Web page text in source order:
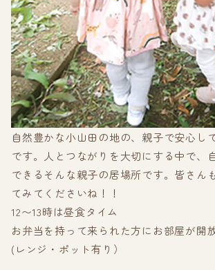
自然豊かな小山田の地の、親子で安心し
です。人とつながりを大切にする中で、
できるそんな親子の居場所です。皆さん
てみてくださいね！！
12〜13時は昼食タイム
お弁当を持って来られた方にお部屋が開
(レンジ・ポット有り）